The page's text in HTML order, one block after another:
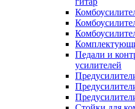
Педали и
усилителей